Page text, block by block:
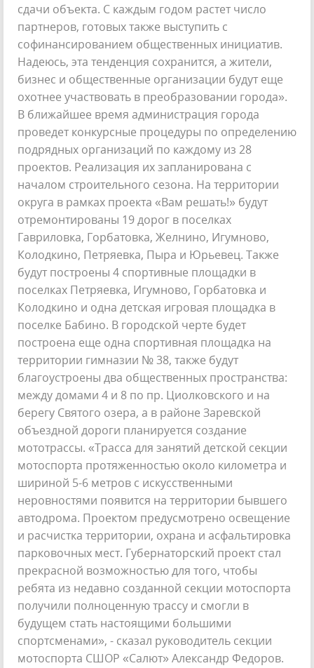
сдачи объекта. С каждым годом растет число
партнеров, готовых также выступить с
софинансированием общественных инициатив.
Надеюсь, эта тенденция сохранится, а жители,
бизнес и общественные организации будут еще
охотнее участвовать в преобразовании города».
В ближайшее время администрация города
проведет конкурсные процедуры по определению
подрядных организаций по каждому из 28
проектов. Реализация их запланирована с
началом строительного сезона. На территории
округа в рамках проекта «Вам решать!» будут
отремонтированы 19 дорог в поселках
Гавриловка, Горбатовка, Желнино, Игумново,
Колодкино, Петряевка, Пыра и Юрьевец. Также
будут построены 4 спортивные площадки в
поселках Петряевка, Игумново, Горбатовка и
Колодкино и одна детская игровая площадка в
поселке Бабино. В городской черте будет
построена еще одна спортивная площадка на
территории гимназии № 38, также будут
благоустроены два общественных пространства:
между домами 4 и 8 по пр. Циолковского и на
берегу Святого озера, а в районе Заревской
объездной дороги планируется создание
мототрассы. «Трасса для занятий детской секции
мотоспорта протяженностью около километра и
шириной 5-6 метров с искусственными
неровностями появится на территории бывшего
автодрома. Проектом предусмотрено освещение
и расчистка территории, охрана и асфальтировка
парковочных мест. Губернаторский проект стал
прекрасной возможностью для того, чтобы
ребята из недавно созданной секции мотоспорта
получили полноценную трассу и смогли в
будущем стать настоящими большими
спортсменами», - сказал руководитель секции
мотоспорта СШОР «Салют» Александр Федоров.